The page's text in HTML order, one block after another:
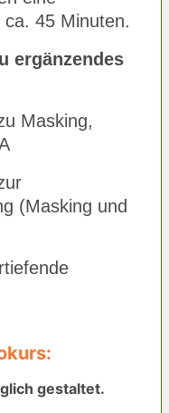
45 Minuten.
ergänzendes
Masking,
(Masking und
gestaltet.